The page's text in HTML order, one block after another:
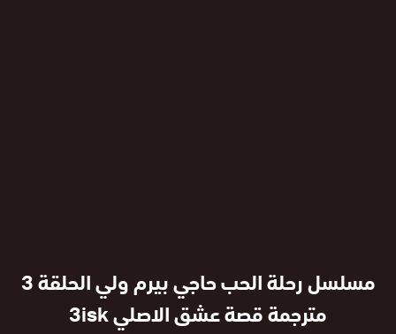
مسلسل رحلة الحب حاجي بيرم ولي الحلقة 3
مترجمة قصة عشق الاصلي 3isk